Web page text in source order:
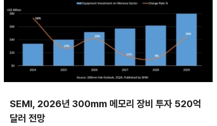
SEMI, 2026년 300mm 메모리 장비 투자 520억
달러 전망